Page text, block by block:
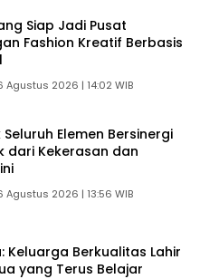
Siap Jadi Pusat
Fashion Kreatif Berbasis
Agustus 2026 | 14:02 WIB
Elemen Bersinergi
dari Kekerasan dan
Agustus 2026 | 13:56 WIB
Keluarga Berkualitas Lahir
yang Terus Belajar